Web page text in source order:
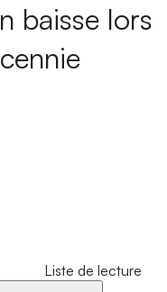
baisse lors
Liste de lecture